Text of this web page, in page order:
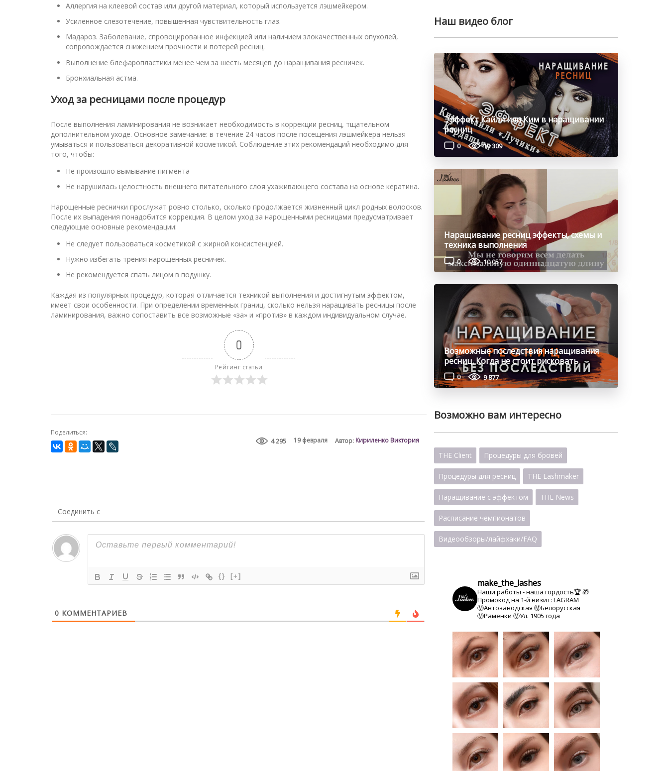
Аллергия на клеевой состав или другой материал, который используется лэшмейкером.
Усиленное слезотечение, повышенная чувствительность глаз.
Мадароз. Заболевание, спровоцированное инфекцией или наличием злокачественных опухолей,
сопровождается снижением прочности и потерей ресниц.
Выполнение блефаропластики менее чем за шесть месяцев до наращивания ресничек.
Бронхиальная астма.
Уход за ресницами после процедур
После выполнения ламинирования не возникает необходимость в коррекции ресниц, тщательном
дополнительном уходе. Основное замечание: в течение 24 часов после посещения лэшмейкера нельзя
умываться и пользоваться декоративной косметикой. Соблюдение этих рекомендаций необходимо для
того, чтобы:
Не произошло вымывание пигмента
Не нарушилась целостность внешнего питательного слоя ухаживающего состава на основе кератина.
Нарощенные реснички прослужат ровно столько, сколько продолжается жизненный цикл родных волосков.
После их выпадения понадобится коррекция. В целом уход за нарощенными ресницами предусматривает
следующие основные рекомендации:
Не следует пользоваться косметикой с жирной консистенцией.
Нужно избегать трения нарощенных ресничек.
Не рекомендуется спать лицом в подушку.
Каждая из популярных процедур, которая отличается техникой выполнения и достигнутым эффектом,
имеет свои особенности. При определении временных границ, сколько нельзя наращивать ресницы после
ламинирования, важно сопоставить все возможные «за» и «против» в каждом индивидуальном случае.
0
Рейтинг статьи
Поделиться:
4 295 19 февраля Автор: Кириленко Виктория
Соединить с
{} [+]
0 КОММЕНТАРИЕВ
Наш видео блог
Эфффект Кайли или Ким в наращивании
ресниц
0 10 309
Наращивание ресниц эффекты, схемы и
техника выполнения
0 10 057
Возможные последствия наращивания
ресниц. Когда не стоит рисковать
0 9 877
Возможно вам интересно
THE Client Процедуры для бровей
Процедуры для ресниц THE Lashmaker
Наращивание с эффектом THE News
Расписание чемпионатов
Видеообзоры/лайфхаки/FAQ
make_the_lashes
Наши работы - наша гордость🏆🎁
Промокод на 1-й визит: LAGRAM
Ⓜ️Автозаводская Ⓜ️Белорусская
Ⓜ️Раменки Ⓜ️Ул. 1905 года